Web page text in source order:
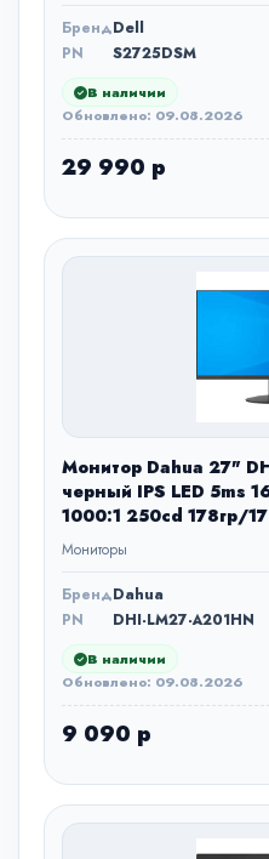
БрендDell
PN
S2725DSM
В наличии
Обновлено: 09.08.2026
29 990 р
Монитор Dahua 27"
черный IPS LED 5ms
1000:1 250cd 178гр/
VGA DP FHD 5.14кг
Мониторы
БрендDahua
PN
DHI-LM27-A201HN
В наличии
Обновлено: 09.08.2026
9 090 р